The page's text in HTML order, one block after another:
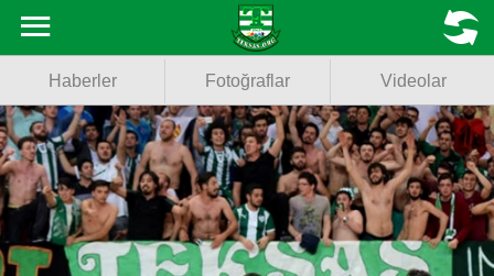
Fotoğraflar
Videolar
Basketbol
Voleybol
MENU
Haberler Fotoğraflar Videolar